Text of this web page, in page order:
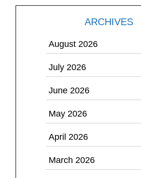
ARCHIVES
August 2026
July 2026
June 2026
May 2026
April 2026
March 2026